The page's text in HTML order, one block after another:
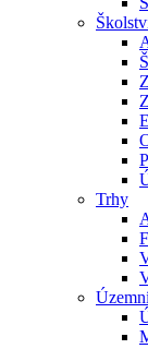
Trhy